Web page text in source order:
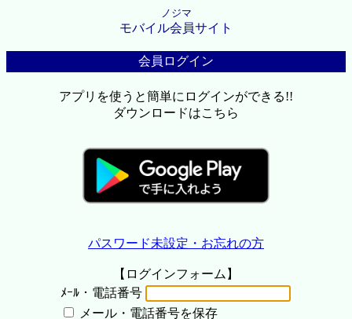
ノジマ
モバイル会員サイト
会員ログイン
アプリを使うと簡単にログインができる!!
ダウンロードはこちら
パスワード未設定・お忘れの方
【ログインフォーム】
ﾒｰﾙ・電話番号
メール・電話番号を保存